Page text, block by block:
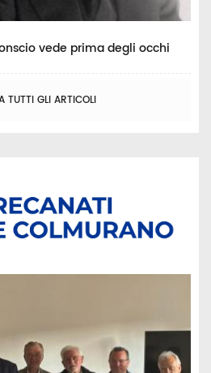
vede prima degli occhi
TUTTI GLI ARTICOLI